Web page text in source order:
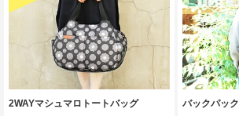
2WAYマシュマロトートバッグ
バックパック